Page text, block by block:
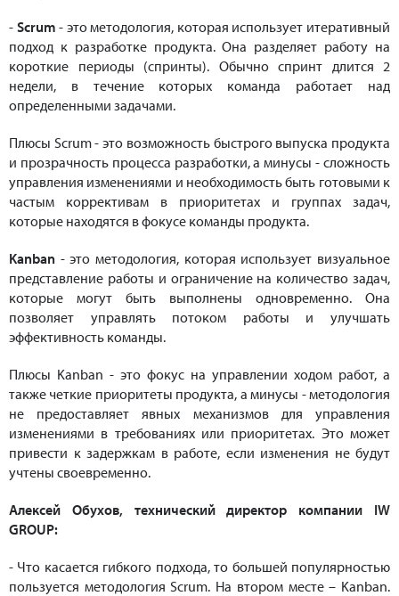
- Scrum - это методология, которая использует итеративный
подход к разработке продукта. Она разделяет работу на
короткие периоды (спринты). Обычно спринт длится 2
недели, в течение которых команда работает над
определенными задачами.
Плюсы Scrum - это возможность быстрого выпуска продукта
и прозрачность процесса разработки, а минусы - сложность
управления изменениями и необходимость быть готовыми к
частым коррективам в приоритетах и группах задач,
которые находятся в фокусе команды продукта.
Kanban - это методология, которая использует визуальное
представление работы и ограничение на количество задач,
которые могут быть выполнены одновременно. Она
позволяет управлять потоком работы и улучшать
эффективность команды.
Плюсы Kanban - это фокус на управлении ходом работ, а
также четкие приоритеты продукта, а минусы - методология
не предоставляет явных механизмов для управления
изменениями в требованиях или приоритетах. Это может
привести к задержкам в работе, если изменения не будут
учтены своевременно.
Алексей Обухов, технический директор компании IW
GROUP:
- Что касается гибкого подхода, то большей популярностью
пользуется методология Scrum. На втором месте – Kanban.